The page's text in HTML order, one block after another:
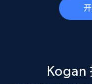
Account, Fbid, ID,
business account,
Kogan